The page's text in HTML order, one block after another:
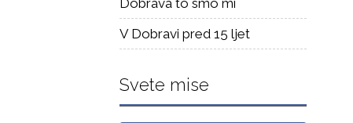
Dobrava to smo mi
V Dobravi pred 15 ljet
Svete mise